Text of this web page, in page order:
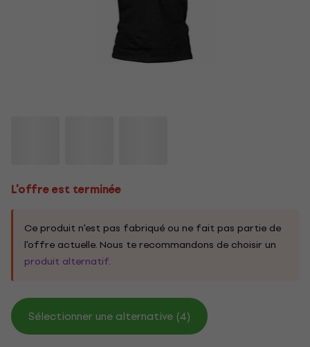
L'offre est terminée
Ce produit n'est pas fabriqué ou ne fait pas partie de
l'offre actuelle. Nous te recommandons de choisir un
produit alternatif.
Sélectionner une alternative (4)